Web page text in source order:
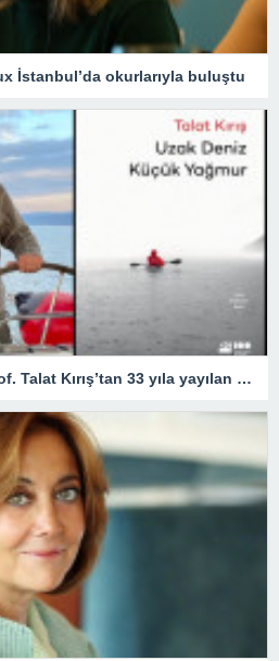
İstanbul’da okurlarıyla buluştu
Yelkenci beyin cerrahı Prof. Talat Kırış’tan 33 yıla yayılan 33 öykü